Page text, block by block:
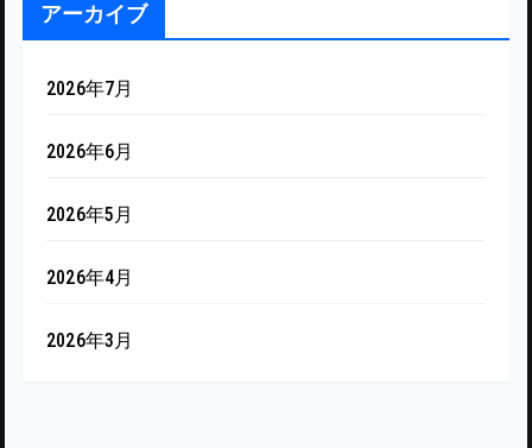
アーカイブ
2026年7月
2026年6月
2026年5月
2026年4月
2026年3月